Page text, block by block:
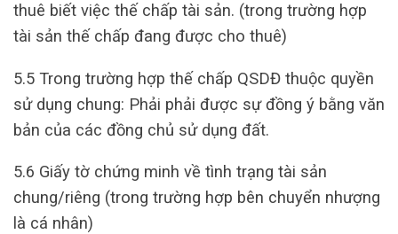
thuê biết việc thế chấp tài sản. (trong trường hợp
tài sản thế chấp đang được cho thuê)
5.5 Trong trường hợp thế chấp QSDĐ thuộc quyền
sử dụng chung: Phải phải được sự đồng ý bằng văn
bản của các đồng chủ sử dụng đất.
5.6 Giấy tờ chứng minh về tình trạng tài sản
chung/riêng (trong trường hợp bên chuyển nhượng
là cá nhân)